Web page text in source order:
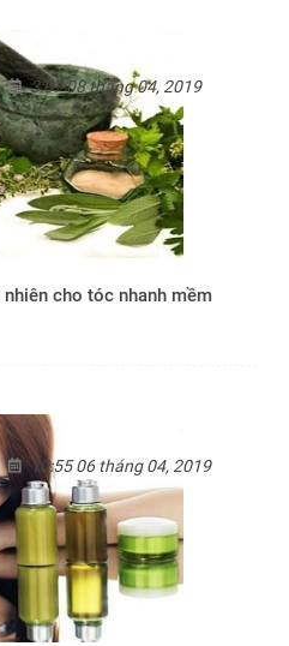
cho tóc nhanh mềm
3:07 08 tháng 04, 2019
10:55 06 tháng 04, 2019